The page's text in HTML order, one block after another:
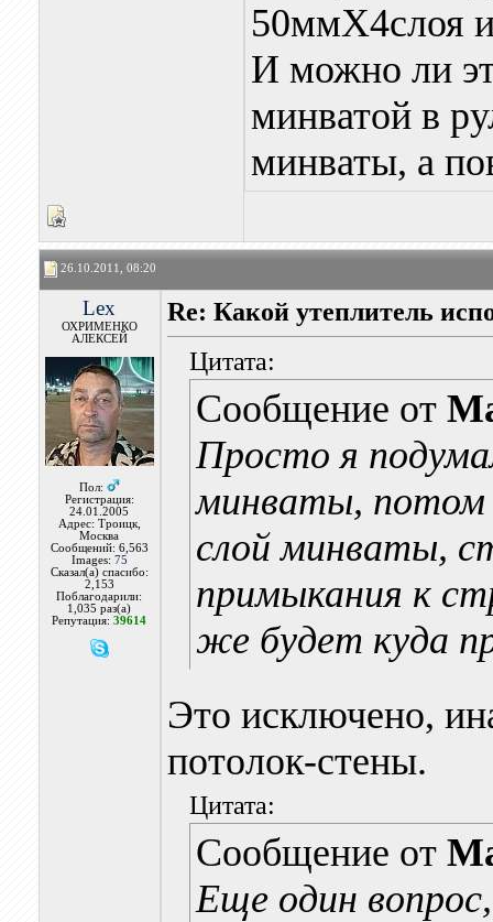
50ммХ4слоя
И можно ли
минватой в
минваты, а
26.10.2011, 08:20
Lex
ОХРИМЕНКО
АЛЕКСЕЙ
Пол:
Регистрация:
24.01.2005
Адрес: Троицк,
Москва
Сообщений: 6,563
Images: 75
Сказал(а) спасибо:
2,153
Поблагодарили:
1,035 раз(а)
Репутация:39614
Re: Какой утеплитель
Цитата:
Сообщение от
Просто я
минваты, потом
слой минваты,
примыкания к
же будет куда
Это исключено,
потолок-стены.
Цитата:
Сообщение от
Еще один